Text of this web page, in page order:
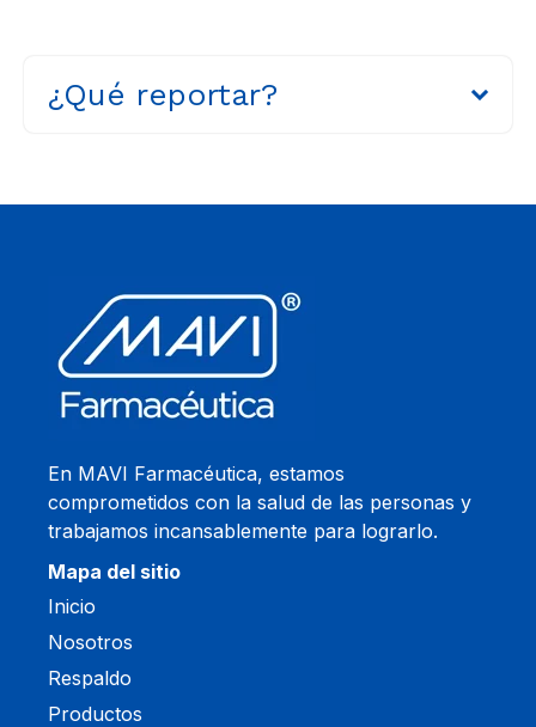
¿Qué reportar?
En MAVI Farmacéutica, estamos
comprometidos con la salud de las personas y
trabajamos incansablemente para lograrlo.
Mapa del sitio
Inicio
Nosotros
Respaldo
Productos